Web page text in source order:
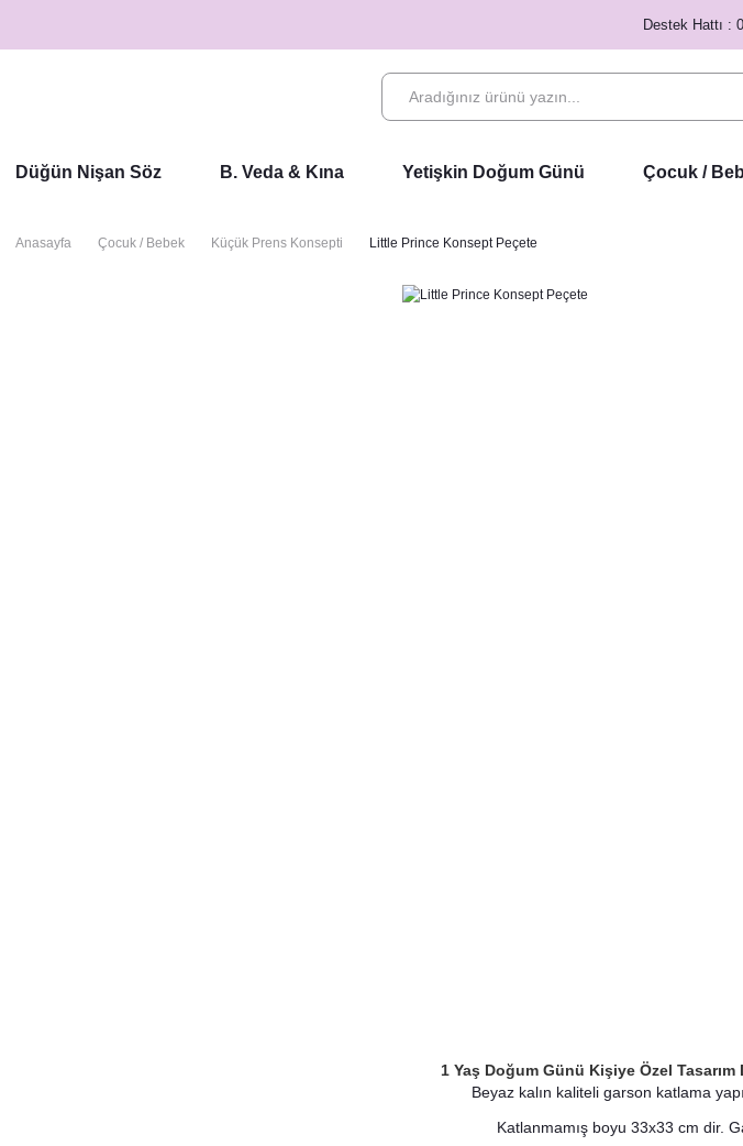
Destek Hattı :
Düğün Nişan Söz B. Veda & Kına Yetişkin Doğum Günü Çocuk /
Anasayfa Çocuk / Bebek Küçük Prens Konsepti Little Prince Konsept Peçete
1 Yaş Doğum Günü Kişiye Özel
Beyaz kalın kaliteli garson katlama
Katlanmamış boyu 33x33 cm dir.